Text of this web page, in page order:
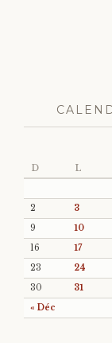
D L
« Déc
2
3
9
10
16
17
23
24
30
31